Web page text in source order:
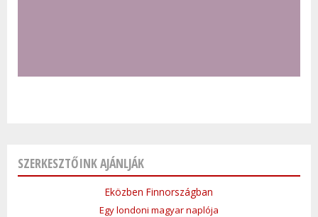
SZERKESZTŐINK AJÁNLJÁK
Eközben Finnországban
Egy londoni magyar naplója